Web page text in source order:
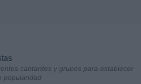
cantantes y grupos para establecer
popularidad